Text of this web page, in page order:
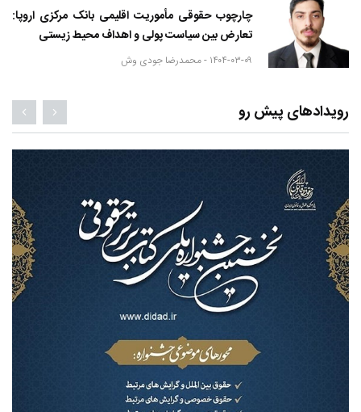
چارچوب حقوقی مأموریت اقلیمی بانک مرکزی اروپا:
تعارض بین سیاست پولی و اهداف محیط زیستی
۱۴۰۴-۰۳-۰۹ - محمدرضا جودی وش
رویدادهای پیش رو